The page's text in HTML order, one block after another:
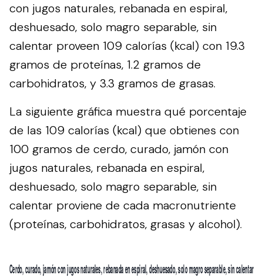
con jugos naturales, rebanada en espiral,
deshuesado, solo magro separable, sin
calentar proveen 109 calorías (kcal) con 19.3
gramos de proteínas, 1.2 gramos de
carbohidratos, y 3.3 gramos de grasas.
La siguiente gráfica muestra qué porcentaje
de las 109 calorías (kcal) que obtienes con
100 gramos de cerdo, curado, jamón con
jugos naturales, rebanada en espiral,
deshuesado, solo magro separable, sin
calentar proviene de cada macronutriente
(proteínas, carbohidratos, grasas y alcohol).